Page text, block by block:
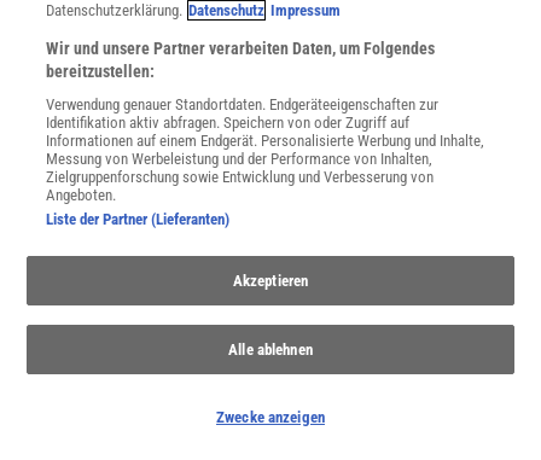
Impressum
WEITERE ANGEBOTE
Angebote für Schulen
Angebote für Institutionen
Sprachen lernen mit Gymglish
Lexika
Für Spektrum schreiben
Zugänglichkeitserklärung
WEBSEITEN
Wissenschaft in die Schulen
Uns finden Sie auch hier:
Datenschutzerklärung. Datenschutz Impressum
Wir und unsere Partner verarbeiten Daten, um Folgendes
bereitzustellen:
Verwendung genauer Standortdaten. Endgeräteeigenschaften zur
Identifikation aktiv abfragen. Speichern von oder Zugriff auf
Informationen auf einem Endgerät. Personalisierte Werbung und Inhalte,
Messung von Werbeleistung und der Performance von Inhalten,
Zielgruppenforschung sowie Entwicklung und Verbesserung von
Angeboten.
Liste der Partner (Lieferanten)
Akzeptieren
Alle ablehnen
Zwecke anzeigen